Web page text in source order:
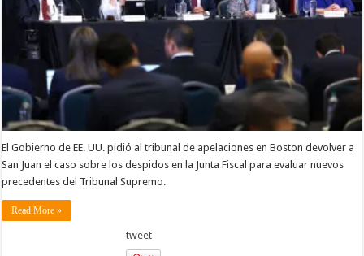
El Gobierno de EE. UU. pidió al tribunal de apelaciones en Boston devolver a
San Juan el caso sobre los despidos en la Junta Fiscal para evaluar nuevos
precedentes del Tribunal Supremo.
Read More »
tweet